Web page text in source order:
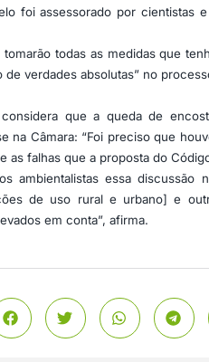
foi assessorado por cientistas
todas as medidas que
verdades absolutas” no
que a queda de
na Câmara: “Foi preciso que
as falhas que a proposta do
ambientalistas essa discussão
de uso rural e urbano] e
em conta”, afirma.